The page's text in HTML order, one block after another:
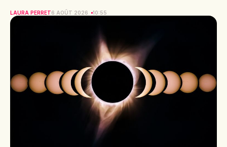
LAURA PERRET6 AOÛT 2026 10:55